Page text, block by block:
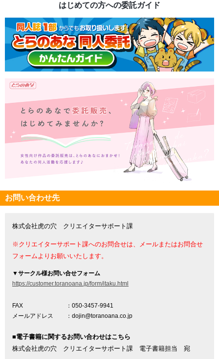
はじめての方への委託ガイド
お問い合わせ先
株式会社虎の穴 クリエイターサポート課
※クリエイターサポート課へのお問合せは、メールまたはお問合せ
フォームよりお願いいたします。
▼サークル様お問い合せフォーム
https://customer.toranoana.jp/form/itaku.html
FAX
：050-3457-9941
メールアドレス
：dojin@toranoana.co.jp
■電子書籍に関するお問い合わせはこちら
株式会社虎の穴 クリエイターサポート課 電子書籍担当 宛